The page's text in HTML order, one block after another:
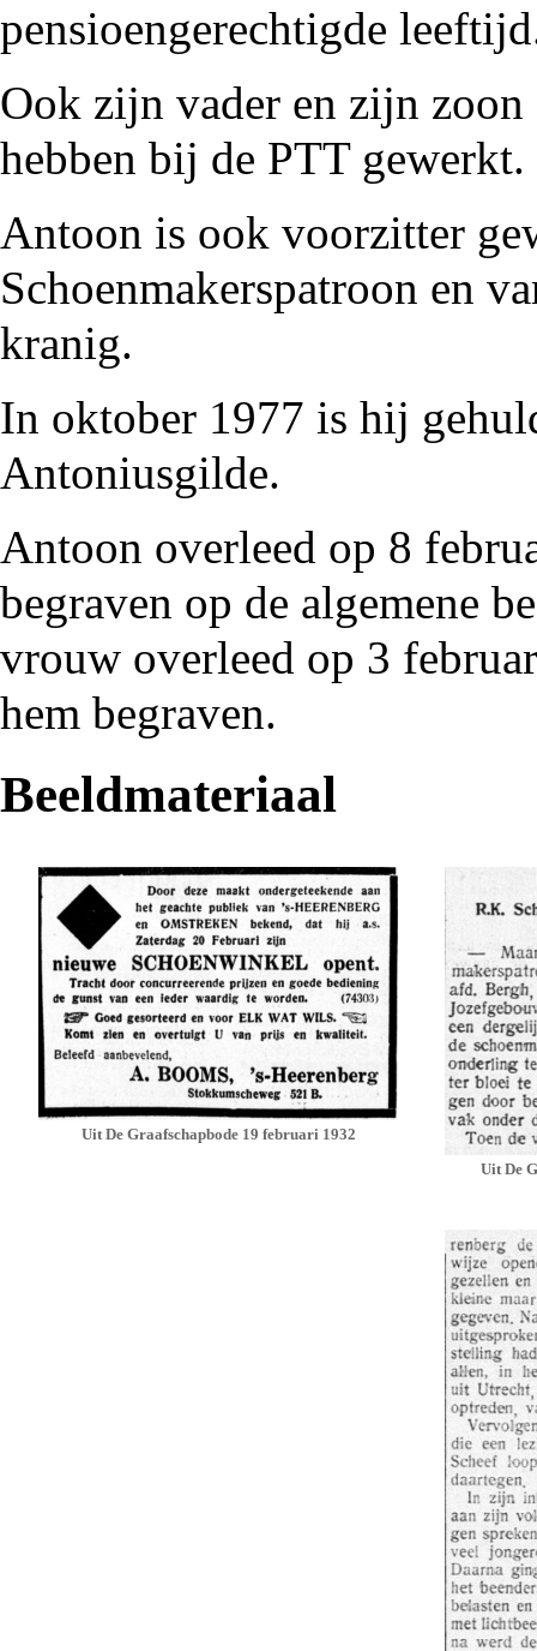
pensioengerechtigde
Ook zijn vader en zijn zoon
hebben bij de PTT gewerkt.
Antoon is ook voorzitter
Schoenmakerspatroon en
kranig.
In oktober 1977 is hij
Antoniusgilde.
Antoon overleed op 8
begraven op de algemene
vrouw overleed op 3
hem begraven.
Beeldmateriaal
Uit De Graafschapbode 19 februari 1932
Uit De